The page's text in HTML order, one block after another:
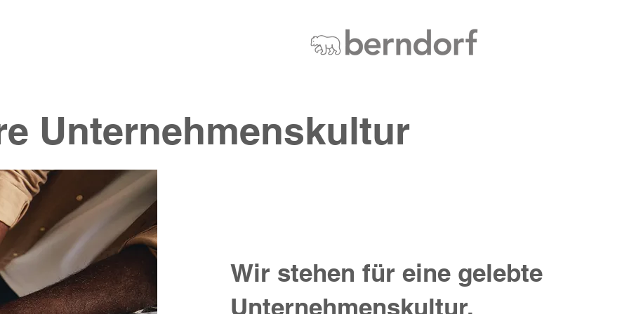
Unternehmenskultur
Wir stehen für eine gelebte
Unternehmenskultur,